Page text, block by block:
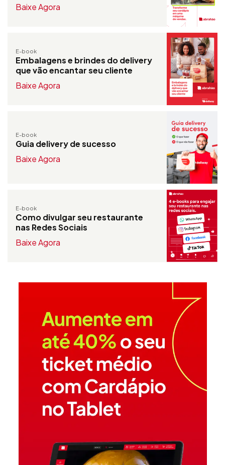
Baixe Agora
E-book
Embalagens e brindes do delivery
que vão encantar seu cliente
Baixe Agora
E-book
Guia delivery de sucesso
Baixe Agora
E-book
Como divulgar seu restaurante
nas Redes Sociais
Baixe Agora